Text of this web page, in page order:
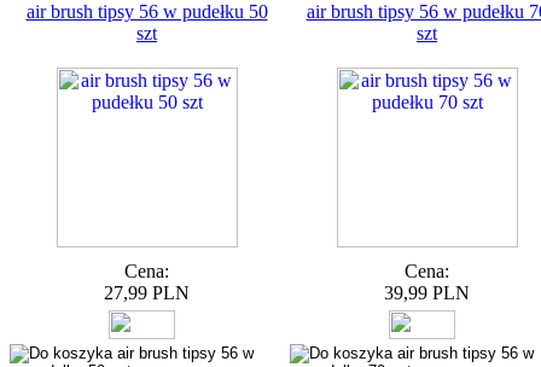
air brush tipsy 56 w pudełku 50
szt
Cena:
27,99 PLN
air brush tipsy 56 w pudełku
szt
Cena:
39,99 PLN